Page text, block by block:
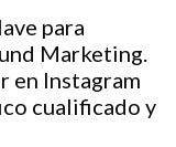
para
Marketing.
en Instagram
cualificado y